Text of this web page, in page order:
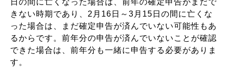
きない時期であり、2月16日～3月15日の間に亡くな
った場合は、まだ確定申告が済んでいない可能性もあ
るからです。前年分の申告が済んでいないことが確認
できた場合は、前年分も一緒に申告する必要がありま
す。